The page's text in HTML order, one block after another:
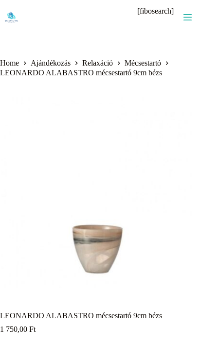
content
[fibosearch]
Home Ajándékozás Relaxáció
Mécsestartó
LEONARDO ALABASTRO mécsestartó 9cm bézs
LEONARDO ALABASTRO mécsestartó 9cm bézs
1 750,00 Ft